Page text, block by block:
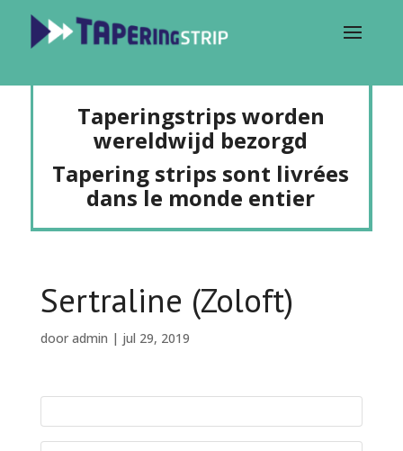
Taperingstrips worden
wereldwijd bezorgd
Tapering strips sont livrées
dans le monde entier
Sertraline (Zoloft)
door admin | jul 29, 2019